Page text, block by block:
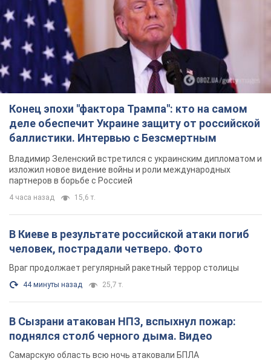
Конец эпохи "фактора Трампа": кто на самом
деле обеспечит Украине защиту от российской
баллистики. Интервью с Безсмертным
Владимир Зеленский встретился с украинским дипломатом и
изложил новое видение войны и роли международных
партнеров в борьбе с Россией
4 часа назад 15,6 т.
В Киеве в результате российской атаки погиб
человек, пострадали четверо. Фото
Враг продолжает регулярный ракетный террор столицы
44 минуты назад 25,7 т.
В Сызрани атакован НПЗ, вспыхнул пожар:
поднялся столб черного дыма. Видео
Самарскую область всю ночь атаковали БПЛА